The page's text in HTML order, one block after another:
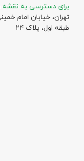
برای دسترسی به نقشه
تهران، خیابان امام
طبقه اول، پلاک ۲۴